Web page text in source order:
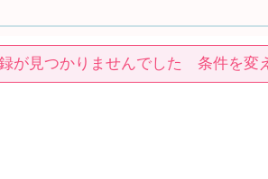
が見つかりませんでした 条件を